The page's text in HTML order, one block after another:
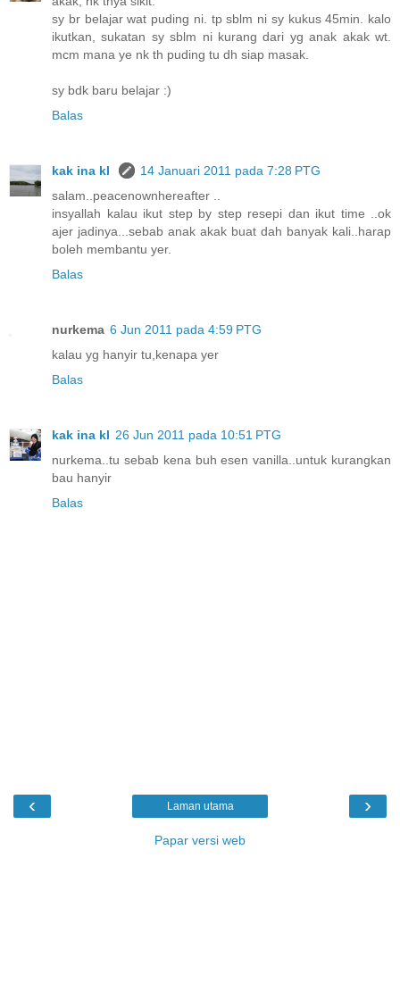
sy br belajar wat puding ni. tp sblm ni sy kukus 45min. kalo
ikutkan, sukatan sy sblm ni kurang dari yg anak akak wt.
mcm mana ye nk th puding tu dh siap masak.
sy bdk baru belajar :)
Balas
kak ina kl
14 Januari 2011 pada 7:28 PTG
salam..peacenownhereafter ..
insyallah kalau ikut step by step resepi dan ikut time ..ok
ajer jadinya...sebab anak akak buat dah banyak kali..harap
boleh membantu yer.
Balas
nurkema 6 Jun 2011 pada 4:59 PTG
kalau yg hanyir tu,kenapa yer
Balas
kak ina kl 26 Jun 2011 pada 10:51 PTG
nurkema..tu sebab kena buh esen vanilla..untuk kurangkan
bau hanyir
Balas
‹ ›
Laman utama
Papar versi web